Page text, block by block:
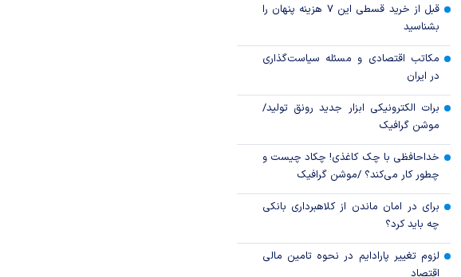
طلا در دو راهی هرمز و فدرال‌رزرو
قیمت نفت یک دلار بالا رفت
قبل از خرید قسطی این ۷ هزینه پنهان را
بشناسید
مکاتب اقتصادی و مسئله سیاست‌گذاری
در ایران
برات الکترونیکی ابزار جدید رونق تولید/
موشن گرافیک
خداحافظی با چک کاغذی! چکاد چیست و
چطور کار می‌کند؟ /موشن گرافیک
برای در امان ماندن از کلاهبرداری بانکی
چه باید کرد؟
لزوم تغییر پارادایم در نحوه تامین مالی
اقتصاد